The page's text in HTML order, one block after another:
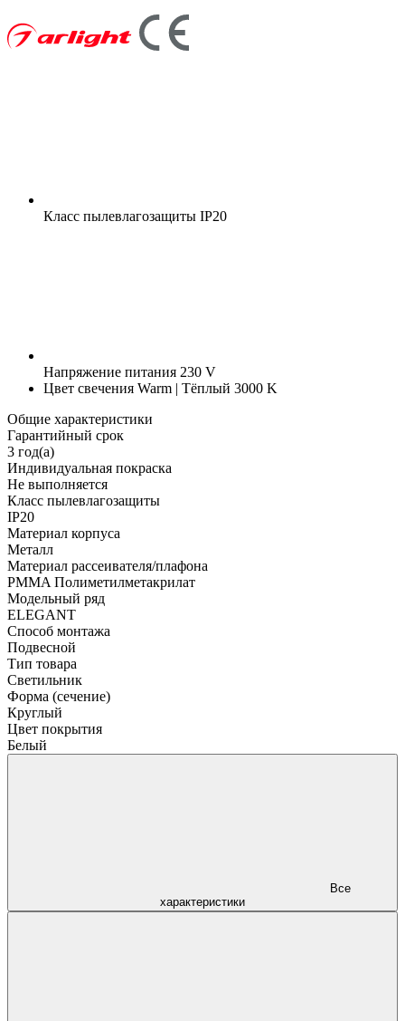
Класс пылевлагозащиты IP20
Напряжение питания 230 V
Цвет свечения Warm | Тёплый 3000 K
Общие характеристики
Гарантийный срок
3 год(а)
Индивидуальная покраска
Не выполняется
Класс пылевлагозащиты
IP20
Материал корпуса
Металл
Материал рассеивателя/плафона
PMMA Полиметилметакрилат
Модельный ряд
ELEGANT
Способ монтажа
Подвесной
Тип товара
Светильник
Форма (сечение)
Круглый
Цвет покрытия
Белый
характеристики